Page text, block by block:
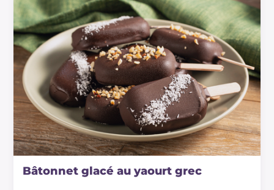
Bâtonnet glacé au yaourt grec